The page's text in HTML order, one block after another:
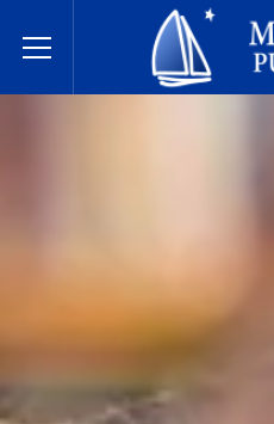
Toggle Menu
明尼通卡公立学校